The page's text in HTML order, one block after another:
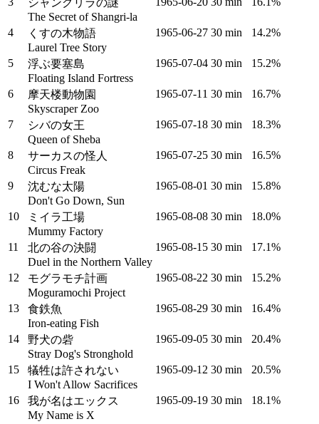
シャングリラの謎
The Secret of Shangri-la
4
くすの木物語
Laurel Tree Story
1965‑06‑27 30 min 14.2%
5
浮ぶ要塞島
Floating Island Fortress
1965‑07‑04 30 min 15.2%
6
摩天楼動物園
Skyscraper Zoo
1965‑07‑11 30 min 16.7%
7
シバの女王
Queen of Sheba
1965‑07‑18 30 min 18.3%
8
サーカスの怪人
Circus Freak
1965‑07‑25 30 min 16.5%
9
沈むな太陽
Don't Go Down, Sun
1965‑08‑01 30 min 15.8%
10
ミイラ工場
Mummy Factory
1965‑08‑08 30 min 18.0%
11
北の谷の決闘
Duel in the Northern Valley
1965‑08‑15 30 min 17.1%
12
モグラモチ計画
Moguramochi Project
1965‑08‑22 30 min 15.2%
13
食鉄魚
Iron-eating Fish
1965‑08‑29 30 min 16.4%
14
野犬の砦
Stray Dog's Stronghold
1965‑09‑05 30 min 20.4%
15
犠牲は許されない
I Won't Allow Sacrifices
1965‑09‑12 30 min 20.5%
16
我が名はエックス
My Name is X
1965‑09‑19 30 min 18.1%